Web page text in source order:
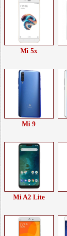
Mi 5x
Mi 9
Mi A2 Lite